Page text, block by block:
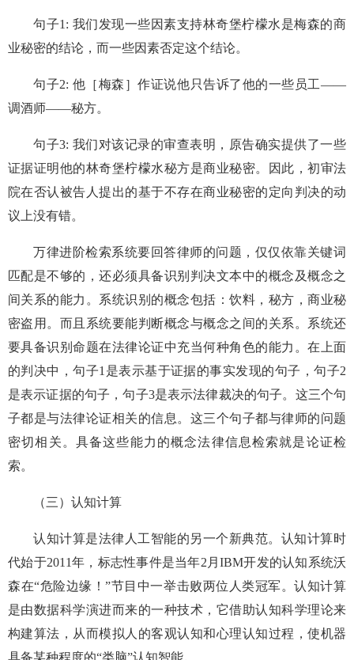
句子1: 我们发现一些因素支持林奇堡柠檬水是梅森的商
业秘密的结论，而一些因素否定这个结论。
句子2: 他［梅森］作证说他只告诉了他的一些员工——
调酒师——秘方。
句子3: 我们对该记录的审查表明，原告确实提供了一些
证据证明他的林奇堡柠檬水秘方是商业秘密。因此，初审法
院在否认被告人提出的基于不存在商业秘密的定向判决的动
议上没有错。
万律进阶检索系统要回答律师的问题，仅仅依靠关键词
匹配是不够的，还必须具备识别判决文本中的概念及概念之
间关系的能力。系统识别的概念包括：饮料，秘方，商业秘
密盗用。而且系统要能判断概念与概念之间的关系。系统还
要具备识别命题在法律论证中充当何种角色的能力。在上面
的判决中，句子1是表示基于证据的事实发现的句子，句子2
是表示证据的句子，句子3是表示法律裁决的句子。这三个句
子都是与法律论证相关的信息。这三个句子都与律师的问题
密切相关。具备这些能力的概念法律信息检索就是论证检
索。
（三）认知计算
认知计算是法律人工智能的另一个新典范。认知计算时
代始于2011年，标志性事件是当年2月IBM开发的认知系统沃
森在“危险边缘！”节目中一举击败两位人类冠军。认知计算
是由数据科学演进而来的一种技术，它借助认知科学理论来
构建算法，从而模拟人的客观认知和心理认知过程，使机器
具备某种程度的“类脑”认知智能。